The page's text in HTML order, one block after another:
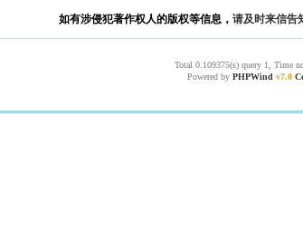
如有涉侵犯著作权人的版权等信息， 请及时来信告
Total 0.109375(s) query 1, Time
Powered by PHPWind v7.0